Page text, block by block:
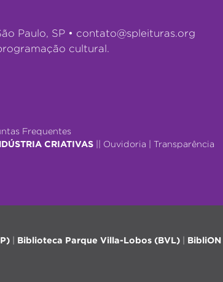
Paulo, SP • contato@spleituras.org
cultural.
Frequentes
CRIATIVAS
Ouvidoria Transparência
| Biblioteca Parque Villa-Lobos (BVL) | BibliON